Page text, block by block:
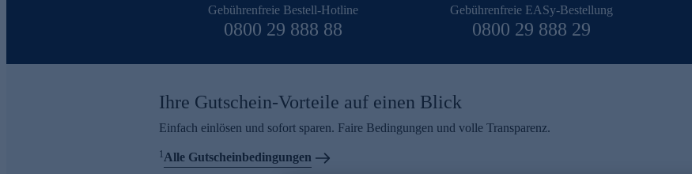
Gebührenfreie Bestell-Hotline
0800 29 888 88
Gebührenfreie EASy-Bestellung
0800 29 888 29
Ihre Gutschein-Vorteile auf einen Blick
Einfach einlösen und sofort sparen. Faire Bedingungen und volle Transparenz.
1Alle Gutscheinbedingungen